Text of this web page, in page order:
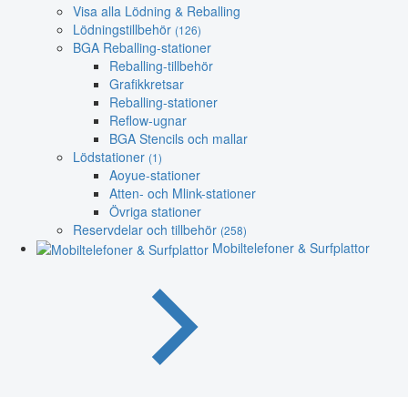
Visa alla Lödning & Reballing
Lödningstillbehör (126)
BGA Reballing-stationer
Reballing-tillbehör
Grafikkretsar
Reballing-stationer
Reflow-ugnar
BGA Stencils och mallar
Lödstationer (1)
Aoyue-stationer
Atten- och Mlink-stationer
Övriga stationer
Reservdelar och tillbehör (258)
Mobiltelefoner & Surfplattor